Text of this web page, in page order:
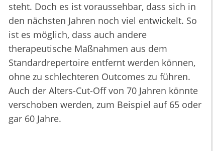
steht. Doch es ist voraussehbar, dass sich in
den nächsten Jahren noch viel entwickelt. So
ist es möglich, dass auch andere
therapeutische Maßnahmen aus dem
Standardrepertoire entfernt werden können,
ohne zu schlechteren Outcomes zu führen.
Auch der Alters-Cut-Off von 70 Jahren könnte
verschoben werden, zum Beispiel auf 65 oder
gar 60 Jahre.